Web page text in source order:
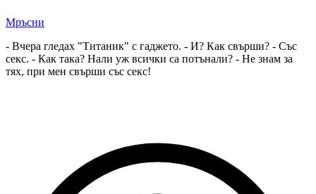
Мръсни
- Вчера гледах "Титаник" с гаджето. - И? Как свърши? - Със
секс. - Как така? Нали уж всички са потънали? - Не знам за
тях, при мен свърши със секс!